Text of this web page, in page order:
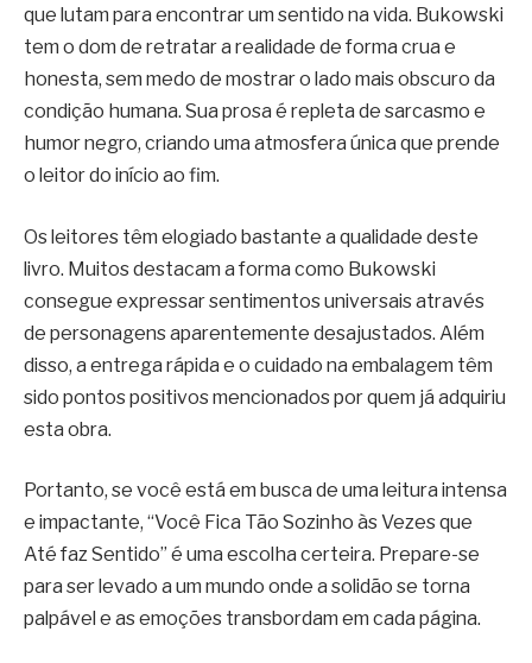
que lutam para encontrar um sentido na vida. Bukowski
tem o dom de retratar a realidade de forma crua e
honesta, sem medo de mostrar o lado mais obscuro da
condição humana. Sua prosa é repleta de sarcasmo e
humor negro, criando uma atmosfera única que prende
o leitor do início ao fim.
Os leitores têm elogiado bastante a qualidade deste
livro. Muitos destacam a forma como Bukowski
consegue expressar sentimentos universais através
de personagens aparentemente desajustados. Além
disso, a entrega rápida e o cuidado na embalagem têm
sido pontos positivos mencionados por quem já adquiriu
esta obra.
Portanto, se você está em busca de uma leitura intensa
e impactante, “Você Fica Tão Sozinho às Vezes que
Até faz Sentido” é uma escolha certeira. Prepare-se
para ser levado a um mundo onde a solidão se torna
palpável e as emoções transbordam em cada página.